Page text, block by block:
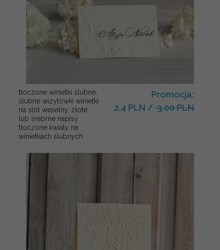
tłoczone winietki ślubne,
ślubne wizytówki winietki
na stół weselny, złote
lub srebrne napisy
tłoczone kwiaty na
winietkach ślubnych
Promocja:
2.4 PLN / 3.00 PLN